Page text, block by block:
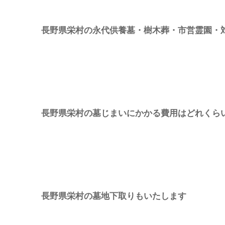
長野県栄村の永代供養墓・樹木葬・市営霊園・
長野県栄村の墓じまいにかかる費用はどれくら
長野県栄村の墓地下取りもいたします